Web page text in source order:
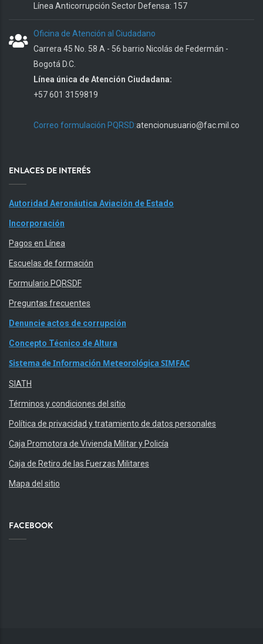
Línea Anticorrupción Sector Defensa: 157
Oficina de Atención al Ciudadano
Carrera 45 No. 58 A - 56 barrio Nicolás de Federmán -
Bogotá D.C.
Línea única de Atención Ciudadana:
+57 601 3159819
Correo formulación PQRSD:atencionusuario@fac.mil.co
ENLACES DE INTERÉS
Autoridad Aeronáutica Aviación de Estado
Incorporación
Pagos en Línea
Escuelas de formación
Formulario PQRSDF
Preguntas frecuentes
Denuncie actos de corrupción
Concepto Técnico de Altura
Sistema de Información Meteorológica SIMFAC
SIATH
Términos y condiciones del sitio
Política de privacidad y tratamiento de datos personales
Caja Promotora de Vivienda Militar y Policía
Caja de Retiro de las Fuerzas Militares
Mapa del sitio
FACEBOOK